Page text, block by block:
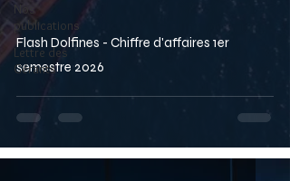
Nos
publications
Lettre des
Gérants
Flash Dolfines - Chiffre d'affaires 1er
semestre 2026